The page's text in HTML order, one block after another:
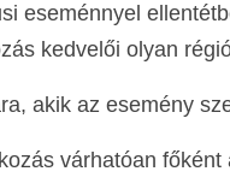
eseménnyel
kedvelői olyan
akik az esemény
várhatóan